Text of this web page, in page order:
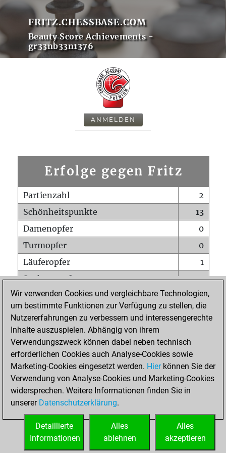
FRITZ.CHESSBASE.COM
Beauty Score Achievements -
gr33nb33n1376
ANMELDEN
Erfolge gegen Fritz
Partienzahl
2
Schönheitspunkte
13
Damenopfer
0
Turmopfer
0
Läuferopfer
1
Springeropfer
0
Bauernopfer
1
Matt auf vollem Brett
0
Bauer setzt Matt
Erstickte Matts
Unterverwandlungen
0
Türme auf der siebten
0
STARTSEITE
Wir verwenden Cookies und vergleichbare Technologien,
um bestimmte Funktionen zur Verfügung zu stellen, die
Nutzererfahrungen zu verbessern und interessengerechte
Inhalte auszuspielen. Abhängig von ihrem
Verwendungszweck können dabei neben technisch
erforderlichen Cookies auch Analyse-Cookies sowie
Marketing-Cookies eingesetzt werden. Hierkönnen Sie der
Verwendung von Analyse-Cookies und Marketing-Cookies
widersprechen. Weitere Informationen finden Sie in
unserer Datenschutzerklärung.
Alles
akzeptieren
Alles
ablehnen
Detaillierte
Informationen